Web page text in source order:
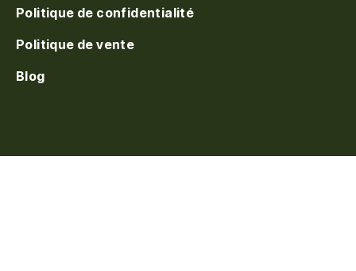
Politique de confidentialité
Politique de vente
Blog